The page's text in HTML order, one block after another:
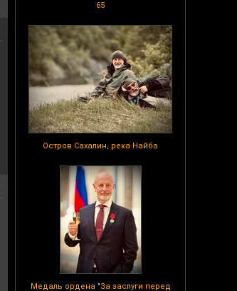
65
Остров Сахалин, река Найба
Медаль ордена "За заслуги перед